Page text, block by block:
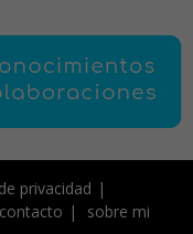
privacidad
contacto sobre mi